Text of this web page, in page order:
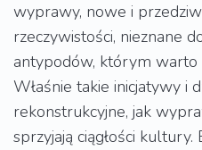
wyprawy, nowe i
rzeczywistości, nieznane
antypodów, którym warto
Właśnie takie inicjatywy i
rekonstrukcyjne, jak
sprzyjają ciągłości